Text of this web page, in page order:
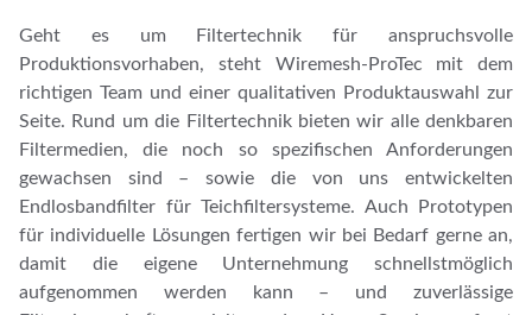
Geht es um Filtertechnik für anspruchsvolle
Produktionsvorhaben, steht Wiremesh-ProTec mit dem
richtigen Team und einer qualitativen Produktauswahl zur
Seite. Rund um die Filtertechnik bieten wir alle denkbaren
Filtermedien, die noch so spezifischen Anforderungen
gewachsen sind – sowie die von uns entwickelten
Endlosbandfilter für Teichfiltersysteme. Auch Prototypen
für individuelle Lösungen fertigen wir bei Bedarf gerne an,
damit die eigene Unternehmung schnellstmöglich
aufgenommen werden kann – und zuverlässige